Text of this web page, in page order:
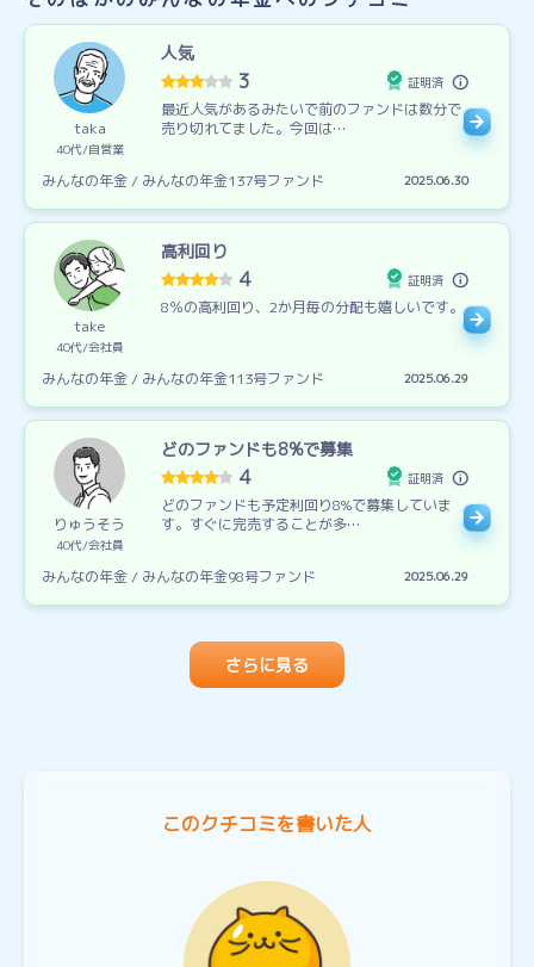
taka
40代 自営業
人気
3 証明済
最近人気があるみたいで前のファンドは数分で
売り切れてました。今回は…
みんなの年金 / みんなの年金137号ファンド 2025.06.30
take
40代 会社員
高利回り
4 証明済
8％の高利回り、2か月毎の分配も嬉しいです。
みんなの年金 / みんなの年金113号ファンド 2025.06.29
りゅうそう
40代 会社員
どのファンドも8%で募集
4 証明済
どのファンドも予定利回り8%で募集していま
す。すぐに完売することが多…
みんなの年金 / みんなの年金98号ファンド 2025.06.29
さらに見る
このクチコミを書いた人